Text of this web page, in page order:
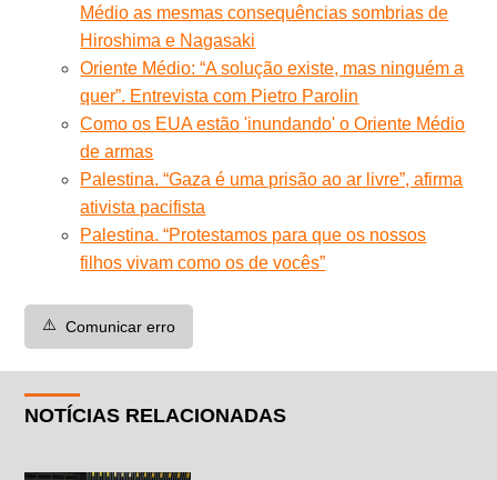
Médio as mesmas consequências sombrias de
Hiroshima e Nagasaki
Oriente Médio: “A solução existe, mas ninguém a
quer”. Entrevista com Pietro Parolin
Como os EUA estão 'inundando' o Oriente Médio
de armas
Palestina. “Gaza é uma prisão ao ar livre”, afirma
ativista pacifista
Palestina. “Protestamos para que os nossos
filhos vivam como os de vocês”
⚠️ Comunicar erro
NOTÍCIAS RELACIONADAS